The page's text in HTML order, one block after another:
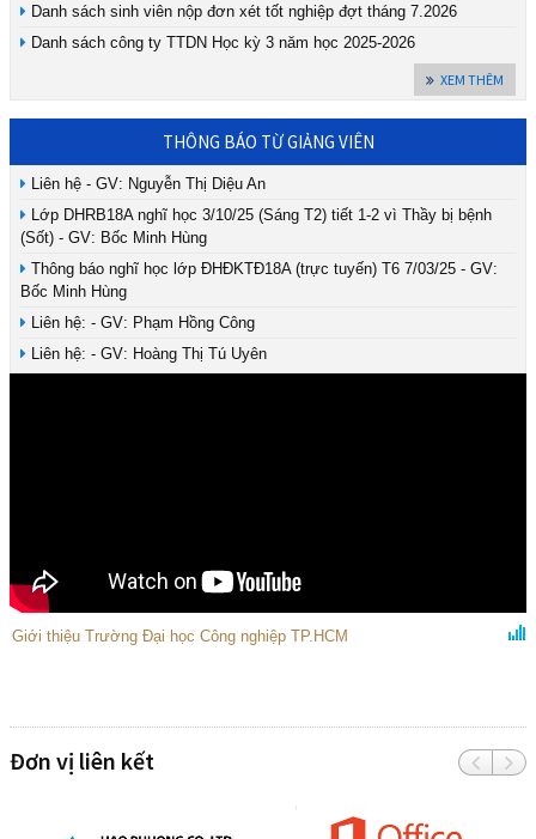
Danh sách sinh viên nộp đơn xét tốt nghiệp đợt tháng 7.2026
Danh sách công ty TTDN Học kỳ 3 năm học 2025-2026
XEM THÊM
THÔNG BÁO TỪ GIẢNG VIÊN
Liên hệ - GV: Nguyễn Thị Diệu An
Lớp DHRB18A nghĩ học 3/10/25 (Sáng T2) tiết 1-2 vì Thầy bị bệnh
(Sốt) - GV: Bốc Minh Hùng
Thông báo nghĩ học lớp ĐHĐKTĐ18A (trực tuyến) T6 7/03/25 - GV:
Bốc Minh Hùng
Liên hệ: - GV: Phạm Hồng Công
Liên hệ: - GV: Hoàng Thị Tú Uyên
Giới thiệu Trường Đại học Công nghiệp TP.HCM
Đơn vị liên kết